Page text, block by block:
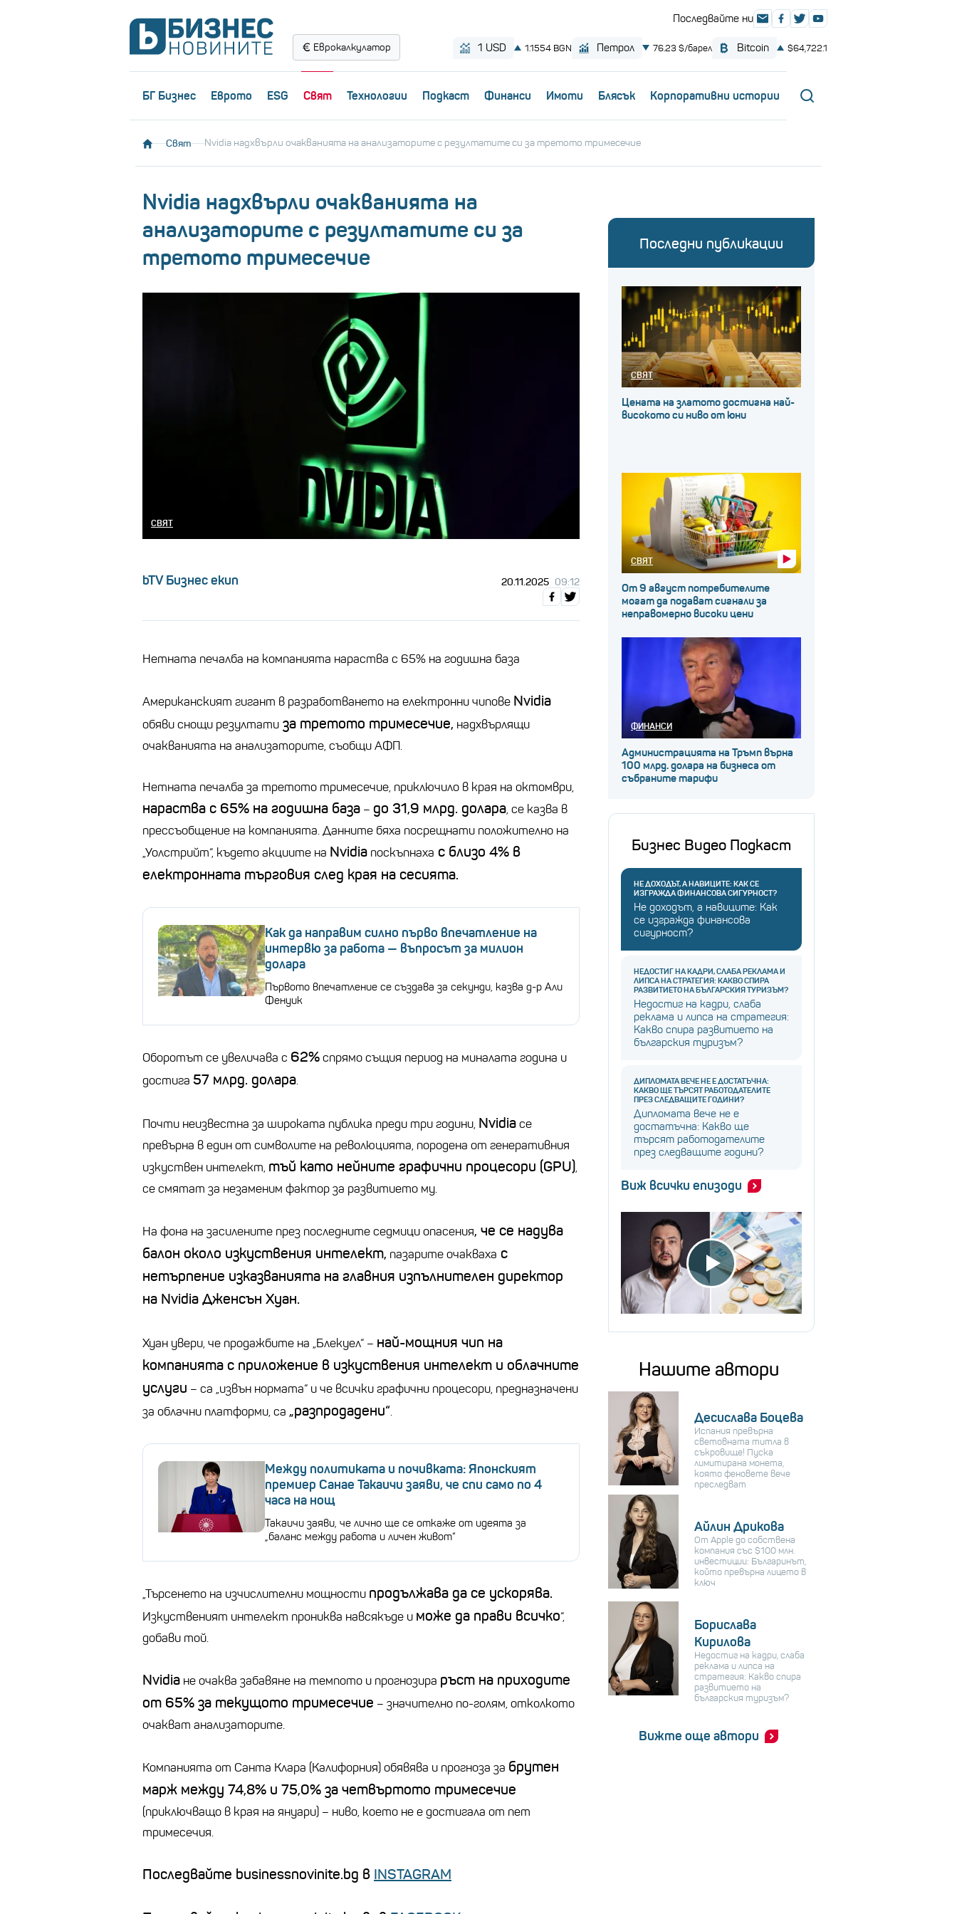
Еврокалкулатор
БГ Бизнес Еврото ESG Свят Технологии Пoдкаст Финанси Имоти Блясък Корпоративни истории
Свят Nvidia надхвърли очакванията на анализаторите с резултатите си за третото тримесечие
Nvidia надхвърли очакванията на
анализаторите с резултатите си за
третото тримесечие
СВЯТ
bTV Бизнес екип 20.11.2025 09:12
Нетната печалба на компанията нараства с 65% на годишна база
Американският гигант в разработването на електронни чипове Nvidia
обяви снощи резултати за третото тримесечие, надхвърлящи
очакванията на анализаторите, съобщи АФП.
Нетната печалба за третото тримесечие, приключило в края на октомври,
нараства с 65% на годишна база – до 31,9 млрд. долара, се казва в
прессъобщение на компанията. Данните бяха посрещнати положително на
„Уолстрийт“, където акциите на Nvidia поскъпнаха с близо 4% в
електронната търговия след края на сесията.
Как да направим силно първо впечатление на
интервю за работа — въпросът за милион
долара
Първото впечатление се създава за секунди, казва д-р Али
Фенуик
Оборотът се увеличава с 62%спрямо същия период на миналата година и
достига 57 млрд. долара.
Почти неизвестна за широката публика преди три години, Nvidiaсе
превърна в един от символите на революцията, породена от генеративния
изкуствен интелект, тъй като нейните графични процесори (GPU),
се смятат за незаменим фактор за развитието му.
На фона на засилените през последните седмици опасения, че се надува
балон около изкуствения интелект, пазарите очакваха с
нетърпение изказванията на главния изпълнителен директор
на Nvidia Дженсън Хуан.
Хуан увери, че продажбите на „Блекуел“ – най-мощния чип на
компанията с приложение в изкуствения интелект и облачните
услуги – са „извън нормата“ и че всички графични процесори, предназначени
за облачни платформи, са „разпродадени“.
Между политиката и почивката: Японският
премиер Санае Такаичи заяви, че спи само по 4
часа на нощ
Такаичи заяви, че лично ще се откаже от идеята за
„баланс между работа и личен живот“
„Търсенето на изчислителни мощности продължава да се ускорява.
Изкуственият интелект прониква навсякъде и може да прави всичко“,
добави той.
Nvidia не очаква забавяне на темпото и прогнозира ръст на приходите
от 65% за текущото тримесечие – значително по-голям, отколкото
очакват анализаторите.
Компанията от Санта Клара (Калифорния) обявява и прогноза за брутен
марж между 74,8% и 75,0% за четвъртото тримесечие
(приключващо в края на януари) – ниво, което не е достигала от пет
тримесечия.
Последвайте businessnovinite.bg в INSTAGRAM
Последни публикации
СВЯТ
Цената на златото достигна най-
високото си ниво от юни
СВЯТ
От 9 август потребителите
могат да подават сигнали за
неправомерно високи цени
ФИНАНСИ
Администрацията на Тръмп върна
100 млрд. долара на бизнеса от
събраните тарифи
Бизнес Видео Подкаст
НЕ ДОХОДЪТ, А НАВИЦИТЕ: КАК СЕ
ИЗГРАЖДА ФИНАНСОВА СИГУРНОСТ?
Не доходът, а навиците: Как
се изгражда финансова
сигурност?
НЕДОСТИГ НА КАДРИ, СЛАБА РЕКЛАМА И
ЛИПСА НА СТРАТЕГИЯ: КАКВО СПИРА
РАЗВИТИЕТО НА БЪЛГАРСКИЯ ТУРИЗЪМ?
Недостиг на кадри, слаба
реклама и липса на стратегия:
Какво спира развитието на
българския туризъм?
ДИПЛОМАТА ВЕЧЕ НЕ Е ДОСТАТЪЧНА:
КАКВО ЩЕ ТЪРСЯТ РАБОТОДАТЕЛИТЕ
ПРЕЗ СЛЕДВАЩИТЕ ГОДИНИ?
Дипломата вече не е
достатъчна: Какво ще
търсят работодателите
през следващите години?
Виж всички епизоди
Нашите автори
Десислава Боцева
Испания превърна
световната титла в
съкровище! Пуска
лимитирана монета,
която феновете вече
преследват
Айлин Дрикова
От Apple до собствена
компания със $100 млн.
инвестиции: Българинът,
който превърна лицето в
ключ
Борислава
Кирилова
Недостиг на кадри, слаба
реклама и липса на
стратегия: Какво спира
развитието на
българския туризъм?
Вижте още автори